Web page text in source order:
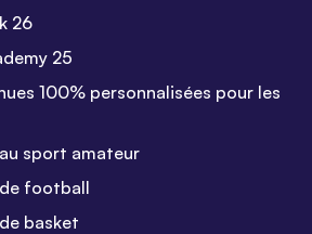
26
25
100% personnalisées pour les
sport amateur
football
basket